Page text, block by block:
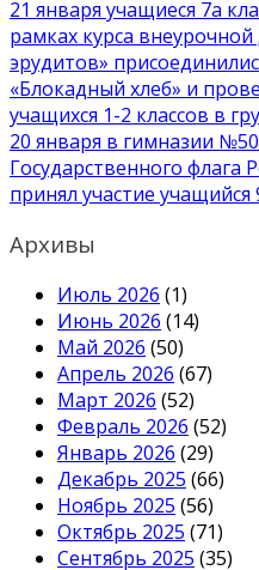
Навигация
по
записям
21 января учащиеся 7а
рамках курса
эрудитов»
«Блокадный хлеб» и
учащихся 1-2 классов в
20 января в гимназии
Государственного флага
принял участие
Архивы
Июль 2026 (1)
Июнь 2026 (14)
Май 2026 (50)
Апрель 2026 (67)
Март 2026 (52)
Февраль 2026 (52)
Январь 2026 (29)
Декабрь 2025 (66)
Ноябрь 2025 (56)
Октябрь 2025 (71)
Сентябрь 2025 (35)